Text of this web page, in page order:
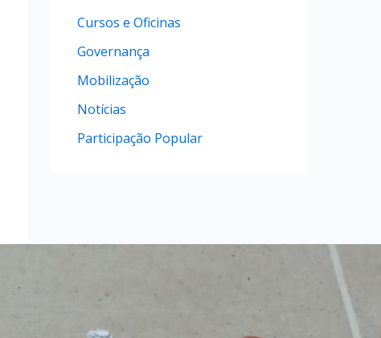
Cursos e Oficinas
Governança
Mobilização
Notícias
Participação Popular